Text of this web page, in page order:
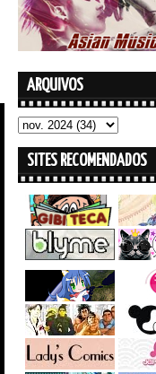
ARQUIVOS
SITES RECOMENDADOS